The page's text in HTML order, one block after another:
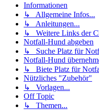
Informationen
↳ Allgemeine Infos...
↳ Anleitungen...
↳ Weitere Links der
Notfall-Hund abgeben
↳ Suche Platz für
Notfall-Hund
↳ Biete Platz für
Nützliches "Zubehör"
↳ Vorlagen...
Off Topic
↳ Themen...